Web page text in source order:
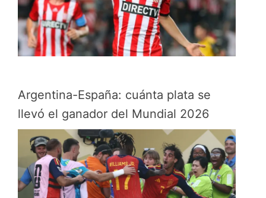
Argentina-España: cuánta plata se
llevó el ganador del Mundial 2026